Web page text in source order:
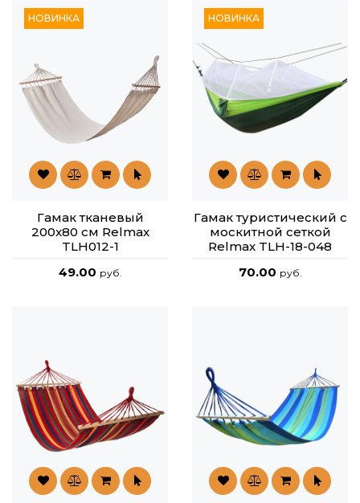
НОВИНКА
Гамак тканевый
200x80 см Relmax
TLH012-1
49.00 руб.
НОВИНКА
Гамак туристический с
москитной сеткой
Relmax TLH-18-048
70.00 руб.